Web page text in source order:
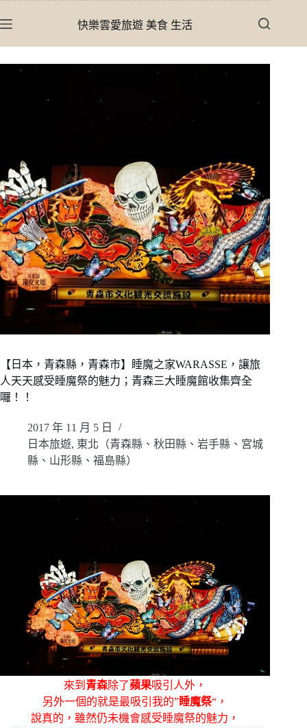
至
快樂雲愛旅遊 美食 生活
【日本，青森縣，青森市】睡魔之家WARASSE，讓旅
人天天感受睡魔祭的魅力；青森三大睡魔館收集齊全
囉！！
2017 年 11 月 5 日
日本旅遊, 東北（青森縣、秋田縣、岩手縣、宮城
縣、山形縣、福島縣）
來到 青森除了蘋果吸引人外，
另外一個的就是最吸引我的”睡魔祭“，
說真的，雖然仍未機會感受睡魔祭的魅力，